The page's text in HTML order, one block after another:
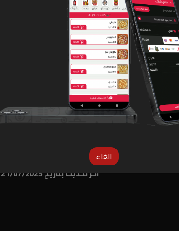
صور
لو المنيو غلط دوس هنا عشان نعرف
اخر تحديث بتاريخ 21/07/2025
الغاء